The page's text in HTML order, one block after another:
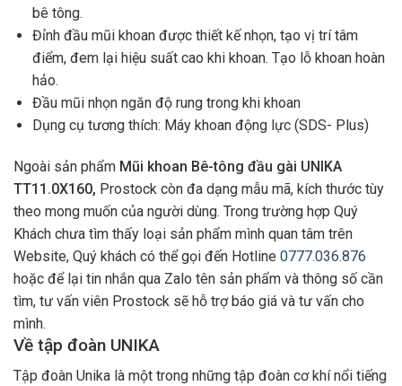
bê tông.
Đỉnh đầu mũi khoan được thiết kế nhọn, tạo vị trí tâm
điểm, đem lại hiệu suất cao khi khoan. Tạo lỗ khoan hoàn
hảo.
Đầu mũi nhọn ngăn độ rung trong khi khoan
Dụng cụ tương thích: Máy khoan động lực (SDS- Plus)
Ngoài sản phẩm Mũi khoan Bê-tông đầu gài UNIKA
TT11.0X160, Prostock còn đa dạng mẫu mã, kích thước tùy
theo mong muốn của người dùng. Trong trường hợp Quý
Khách chưa tìm thấy loại sản phẩm mình quan tâm trên
Website, Quý khách có thể gọi đến Hotline 0777.036.876
hoặc để lại tin nhắn qua Zalo tên sản phẩm và thông số cần
tìm, tư vấn viên Prostock sẽ hỗ trợ báo giá và tư vấn cho
mình.
Về tập đoàn UNIKA
Tập đoàn Unika là một trong những tập đoàn cơ khí nổi tiếng